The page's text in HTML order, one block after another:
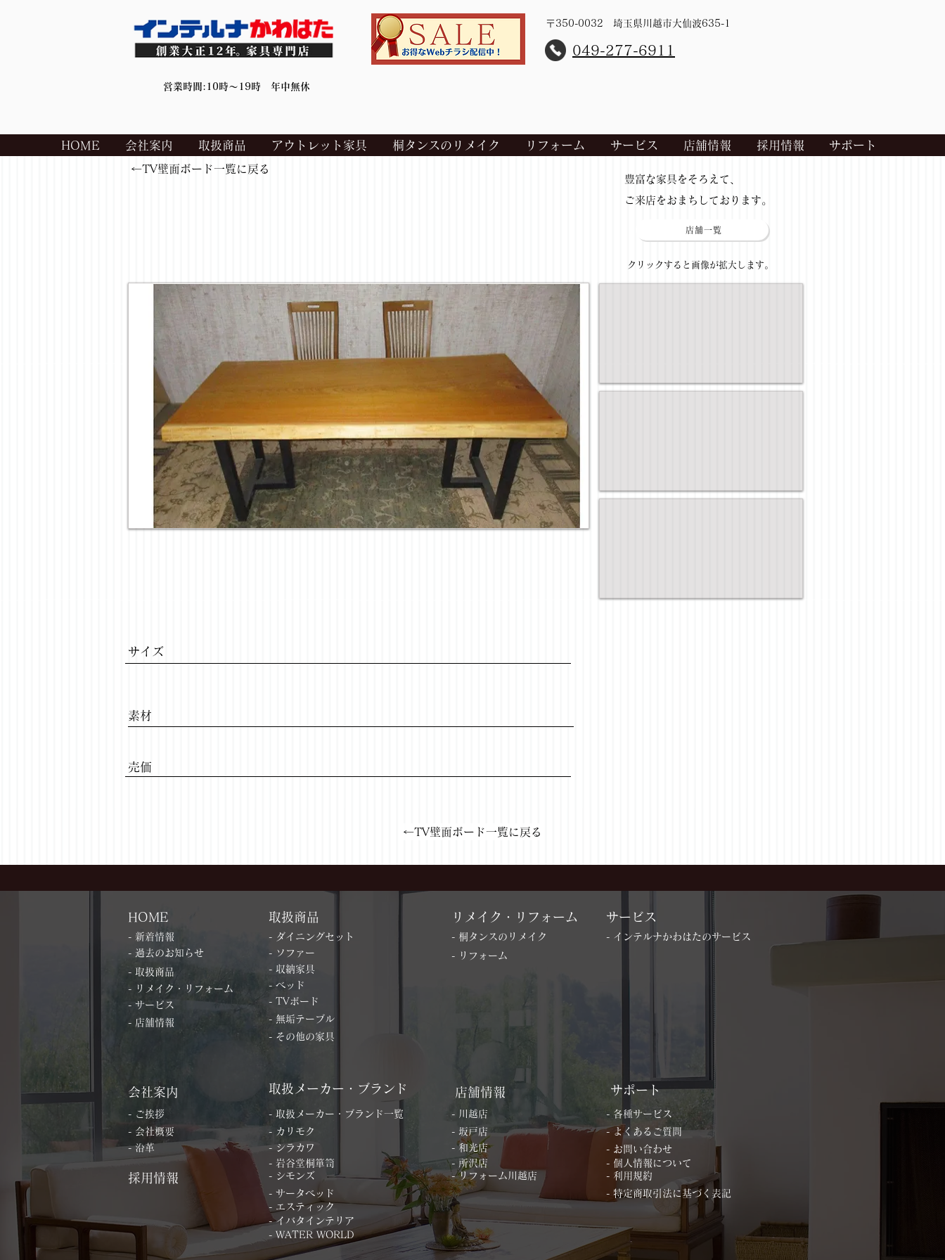
〒350-0032 埼玉県川越市大仙波635-1
​049-277-6911
営業時間:10時～19時 年中無休
HOME 会社案内 取扱商品 アウトレット家具 桐タンスのリメイク リフォーム サービス 店舗情報 採用情報 サポート
←TV壁面ボード一覧に戻る
​豊富な家具をそろえて、
ご来店をおまちしております。
店舗一覧
​クリックすると画像が拡大します。
サイズ
​素材
​売価
←TV壁面ボード一覧に戻る
HOME
- 新着情報
- 過去のお知らせ
- 取扱商品
- リメイク・リフォーム
- サービス
- 店舗情報
取扱商品
- ダイニングセット
- ソファー
- 収納家具
- ベッド
- TVボード
- 無垢テーブル
リメイク・リフォーム
- 桐タンスのリメイク
サービス
- インテルナかわはたのサービス
- リフォーム
- その他の家具
会社案内
- ご挨拶
- 会社概要
- 沿革
採用情報
取扱メーカー・ブランド
- 取扱メーカー・ブランド一覧
- カリモク
- シラカワ
- 岩谷堂桐箪笥
- シモンズ
- サータベッド
- エスティック
店舗情報
- 川越店
- 坂戸店
- 和光店
- 所沢店
- リフォーム川越店
サポート
- 各種サービス
- よくあるご質問
- お問い合わせ
- 個人情報について
- 利用規約
- 特定商取引法に基づく表記
- イバタインテリア
- WATER WORLD